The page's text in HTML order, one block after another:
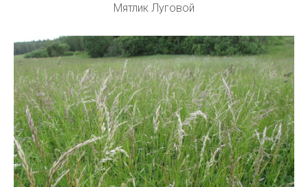
Мятлик Луговой